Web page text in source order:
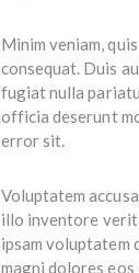
Minim veniam,
consequat. Duis
fugiat nulla
officia deserunt
error sit.
Voluptatem
illo inventore
ipsam voluptatem
magni dolores